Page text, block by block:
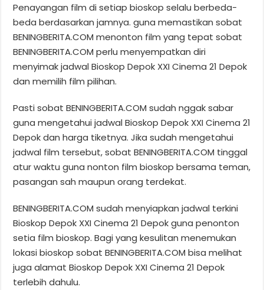
Penayangan film di setiap bioskop selalu berbeda-
beda berdasarkan jamnya. guna memastikan sobat
BENINGBERITA.COM menonton film yang tepat sobat
BENINGBERITA.COM perlu menyempatkan diri
menyimak jadwal Bioskop Depok XXI Cinema 21 Depok
dan memilih film pilihan.
Pasti sobat BENINGBERITA.COM sudah nggak sabar
guna mengetahui jadwal Bioskop Depok XXI Cinema 21
Depok dan harga tiketnya. Jika sudah mengetahui
jadwal film tersebut, sobat BENINGBERITA.COM tinggal
atur waktu guna nonton film bioskop bersama teman,
pasangan sah maupun orang terdekat.
BENINGBERITA.COM sudah menyiapkan jadwal terkini
Bioskop Depok XXI Cinema 21 Depok guna penonton
setia film bioskop. Bagi yang kesulitan menemukan
lokasi bioskop sobat BENINGBERITA.COM bisa melihat
juga alamat Bioskop Depok XXI Cinema 21 Depok
terlebih dahulu.